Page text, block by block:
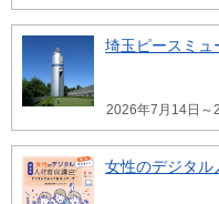
埼玉ピースミュ
2026年7月14日～
女性のデジタル